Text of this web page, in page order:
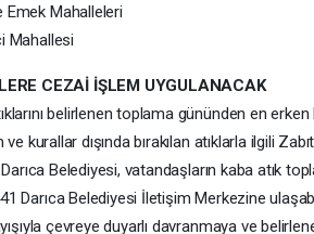
Emek Mahalleleri
Mahallesi
CEZAİ İŞLEM UYGULANACAK
belirlenen toplama gününden en
ve kurallar dışında bırakılan atıklarla ilgili
Belediyesi, vatandaşların kaba atık
Darıca Belediyesi İletişim Merkezine
çevreye duyarlı davranmaya ve